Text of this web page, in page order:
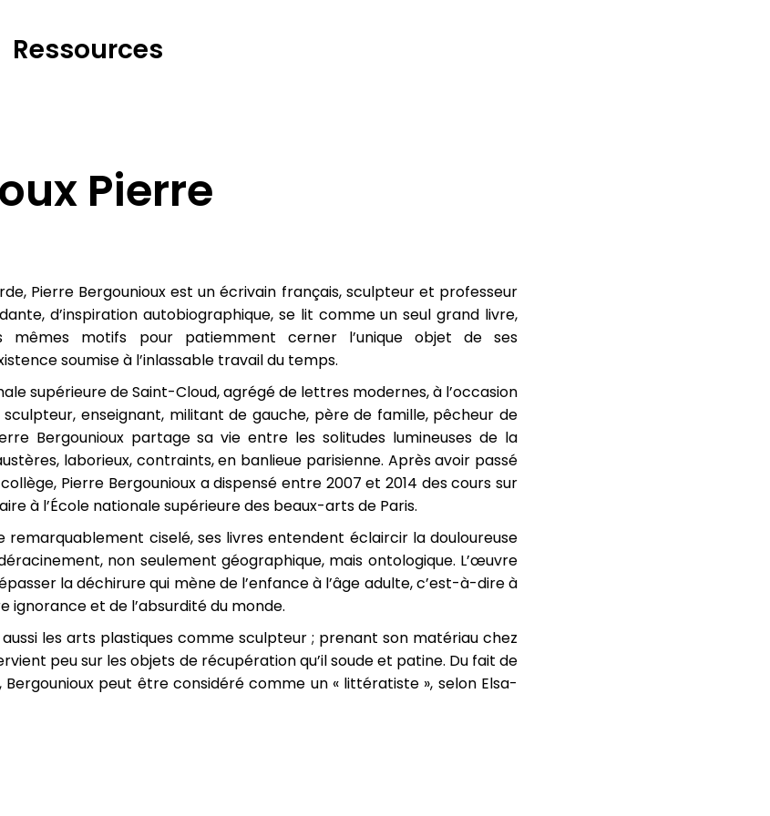
Pierre
Pierre Bergounioux est un écrivain français, sculpteur et professeur
d’inspiration autobiographique, se lit comme un seul grand livre,
mêmes motifs pour patiemment cerner l’unique objet de ses
soumise à l’inlassable travail du temps.
supérieure de Saint-Cloud, agrégé de lettres modernes, à l’occasion
enseignant, militant de gauche, père de famille, pêcheur de
Bergounioux partage sa vie entre les solitudes lumineuses de la
laborieux, contraints, en banlieue parisienne. Après avoir passé
Pierre Bergounioux a dispensé entre 2007 et 2014 des cours sur
à l’École nationale supérieure des beaux-arts de Paris.
remarquablement ciselé, ses livres entendent éclaircir la douloureuse
non seulement géographique, mais ontologique. L’œuvre
la déchirure qui mène de l’enfance à l’âge adulte, c’est-à-dire à
ignorance et de l’absurdité du monde.
les arts plastiques comme sculpteur ; prenant son matériau chez
peu sur les objets de récupération qu’il soude et patine. Du fait de
peut être considéré comme un « littératiste », selon Elsa-
Ressources